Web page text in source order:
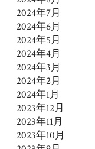
2024年7月
2024年6月
2024年5月
2024年4月
2024年3月
2024年2月
2024年1月
2023年12月
2023年11月
2023年10月